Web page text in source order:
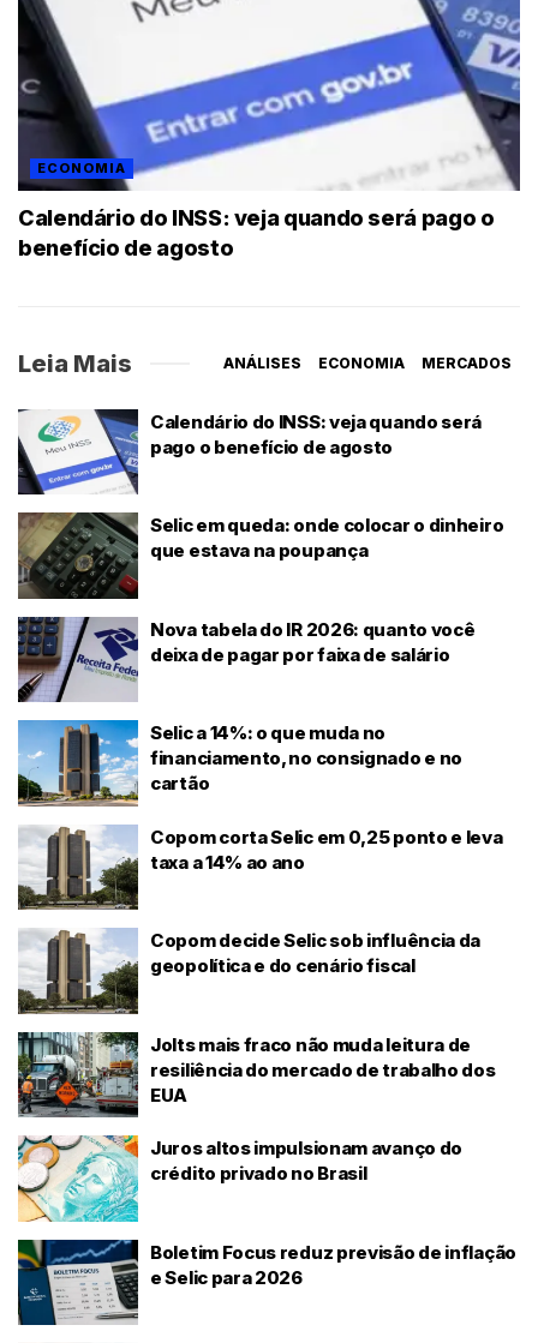
ECONOMIA
Calendário do INSS: veja quando será pago o
benefício de agosto
Leia Mais ANÁLISES ECONOMIA MERCADOS
Calendário do INSS: veja quando será
pago o benefício de agosto
Selic em queda: onde colocar o dinheiro
que estava na poupança
Nova tabela do IR 2026: quanto você
deixa de pagar por faixa de salário
Selic a 14%: o que muda no
financiamento, no consignado e no
cartão
Copom corta Selic em 0,25 ponto e leva
taxa a 14% ao ano
Copom decide Selic sob influência da
geopolítica e do cenário fiscal
Jolts mais fraco não muda leitura de
resiliência do mercado de trabalho dos
EUA
Juros altos impulsionam avanço do
crédito privado no Brasil
Boletim Focus reduz previsão de inflação
e Selic para 2026